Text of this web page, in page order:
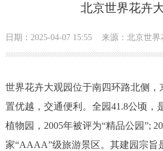
政务公开
市领导 机构职能
北京世界花卉
日期：2025-04-07 15:55 来源：北京世界
世界花卉大观园位于南四环路北侧，
置优越，交通便利。全园41.8公顷，
植物园，2005年被评为“精品公园”;
家“AAAA”级旅游景区。其建园宗旨